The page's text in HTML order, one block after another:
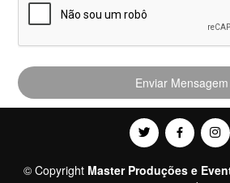
Enviar Mensagem
© Copyright Master Produções e